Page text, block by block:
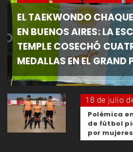
EL TAEKWONDO
EN BUENOS AIRES: LA
TEMPLE COSECHÓ
MEDALLAS EN EL GRAND
18 de julio
Polémica
de fútbol
por mujeres